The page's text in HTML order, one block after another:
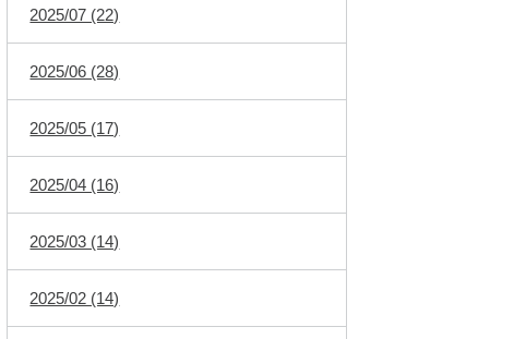
2025/07 (22)
2025/06 (28)
2025/05 (17)
2025/04 (16)
2025/03 (14)
2025/02 (14)